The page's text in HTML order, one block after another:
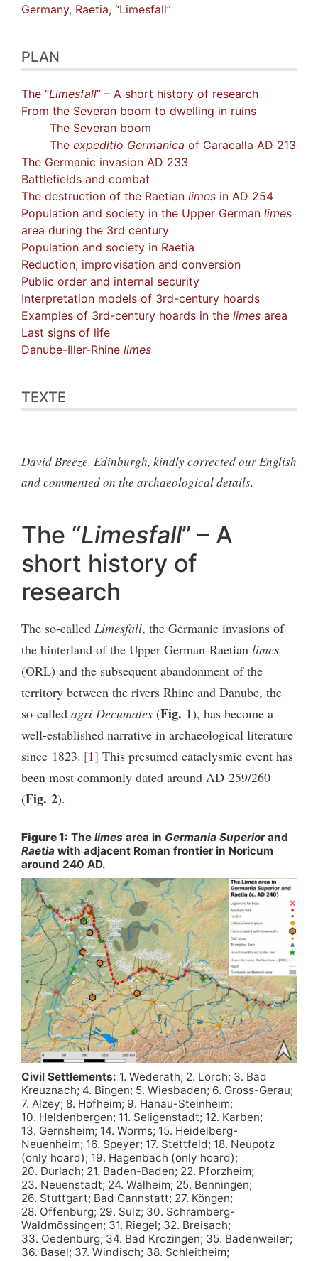
Germany, Raetia, “Limesfall”
PLAN
The “Limesfall” – A short history of research
From the Severan boom to dwelling in ruins
The Severan boom
The expeditio Germanica of Caracalla AD 213
The Germanic invasion AD 233
Battlefields and combat
The destruction of the Raetian limes in AD 254
Population and society in the Upper German limes
area during the 3rd century
Population and society in Raetia
Reduction, improvisation and conversion
Public order and internal security
Interpretation models of 3rd-century hoards
Examples of 3rd-century hoards in the limes area
Last signs of life
Danube-Iller-Rhine limes
TEXTE
David Breeze, Edinburgh, kindly corrected our English
and commented on the archaeological details.
The “Limesfall” – A
short history of
research
The so-called Limesfall, the Germanic invasions of
the hinterland of the Upper German-Raetian limes
(ORL) and the subsequent abandonment of the
territory between the rivers Rhine and Danube, the
so-called agri Decumates (Fig. 1), has become a
well-established narrative in archaeological literature
since 1823. 1 This presumed cataclysmic event has
been most commonly dated around AD 259/260
(Fig. 2).
Figure 1: The limes area in Germania Superiorand
Raetia with adjacent Roman frontier in Noricum
around 240 AD.
Civil Settlements: 1. Wederath; 2. Lorch; 3. Bad
Kreuznach; 4. Bingen; 5. Wiesbaden; 6. Gross-Gerau;
7. Alzey; 8. Hofheim; 9. Hanau-Steinheim;
10. Heldenbergen; 11. Seligenstadt; 12. Karben;
13. Gernsheim; 14. Worms; 15. Heidelberg-
Neuenheim; 16. Speyer; 17. Stettfeld; 18. Neupotz
(only hoard); 19. Hagenbach (only hoard);
20. Durlach; 21. Baden-Baden; 22. Pforzheim;
23. Neuenstadt; 24. Walheim; 25. Benningen;
26. Stuttgart; Bad Cannstatt; 27. Köngen;
28. Offenburg; 29. Sulz; 30. Schramberg-
Waldmössingen; 31. Riegel; 32. Breisach;
33. Oedenburg; 34. Bad Krozingen; 35. Badenweiler;
36. Basel; 37. Windisch; 38. Schleitheim;